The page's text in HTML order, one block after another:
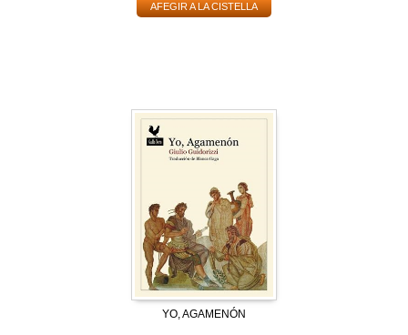
AFEGIR A LA CISTELLA
YO, AGAMENÓN